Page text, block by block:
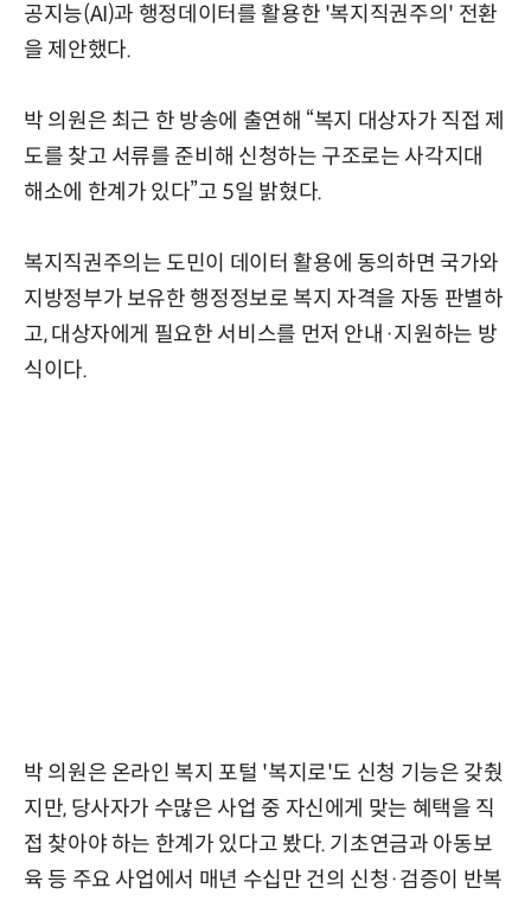
공지능(AI)과 행정데이터를 활용한 '복지직권주의' 전환
을 제안했다.
박 의원은 최근 한 방송에 출연해 “복지 대상자가 직접 제
도를 찾고 서류를 준비해 신청하는 구조로는 사각지대
해소에 한계가 있다”고 5일 밝혔다.
복지직권주의는 도민이 데이터 활용에 동의하면 국가와
지방정부가 보유한 행정정보로 복지 자격을 자동 판별하
고, 대상자에게 필요한 서비스를 먼저 안내·지원하는 방
식이다.
박 의원은 온라인 복지 포털 '복지로'도 신청 기능은 갖췄
지만, 당사자가 수많은 사업 중 자신에게 맞는 혜택을 직
접 찾아야 하는 한계가 있다고 봤다. 기초연금과 아동보
육 등 주요 사업에서 매년 수십만 건의 신청·검증이 반복